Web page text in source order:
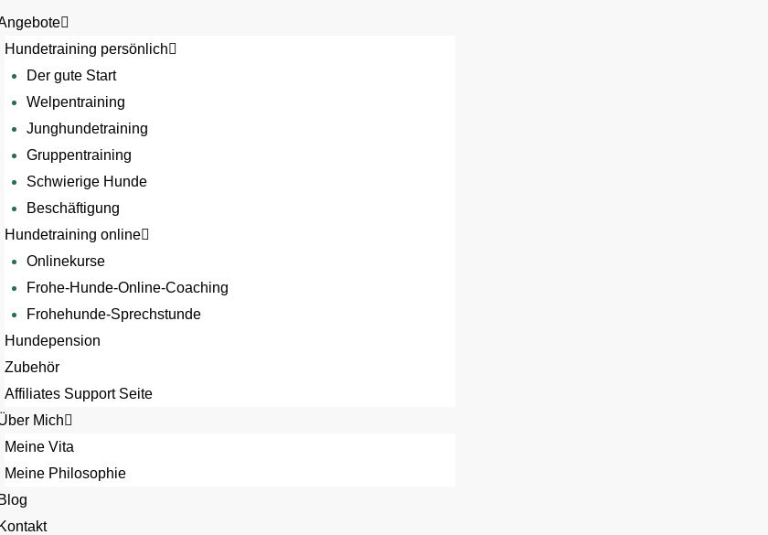
Hundetraining persönlich
Der gute Start
Welpentraining
Junghundetraining
Gruppentraining
Schwierige Hunde
Beschäftigung
Hundetraining online
Onlinekurse
Frohe-Hunde-Online-Coaching
Frohehunde-Sprechstunde
Hundepension
Zubehör
Affiliates Support Seite
Mich
Meine Vita
Meine Philosophie
Blog
Kontakt